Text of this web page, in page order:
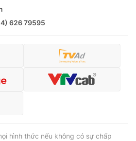
626 79595
hình thức nếu không có sự chấp